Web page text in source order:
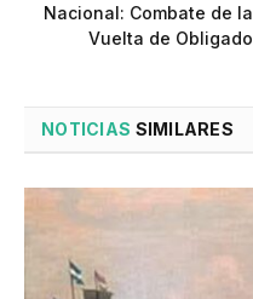
Nacional: Combate de la
Vuelta de Obligado
NOTICIAS SIMILARES